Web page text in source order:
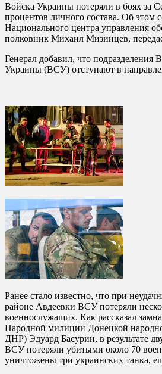
Войска Украины потеряли в боях за
процентов личного состава. Об этом
Национального центра управления
полковник Михаил Мизинцев,
Генерал добавил, что подразделения
Украины (ВСУ) отступают в
Ранее стало известно, что при
районе Авдеевки ВСУ потеряли
военнослужащих. Как рассказал
Народной милиции Донецкой
ДНР) Эдуард Басурин, в результате
ВСУ потеряли убитыми около 70
уничтожены три украинских танка,